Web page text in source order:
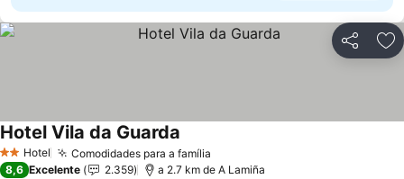
Partilhar
2 Estrelas
Hotel Comodidades para a família
Hotel Vila da Guarda
8,6 Excelente 2.359 a 2.7 km de A Lamiña